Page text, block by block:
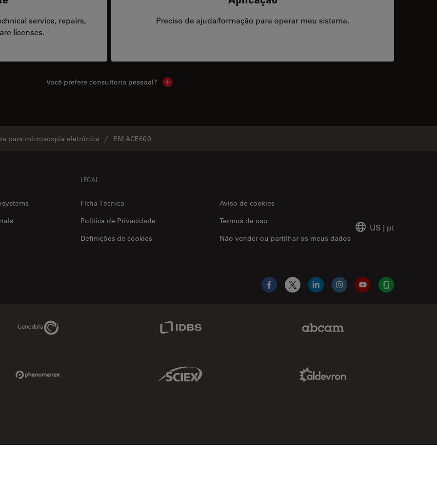
service, repairs,
licenses.
Preciso de ajuda/formação para operar meu sistema.
Você prefere consultoria pessoal? Show local contacts
para microscopia eletrônica EM ACE600
LEGAL
Ficha Técnica
Aviso de cookies
Política de Privacidade
Não vender ou partilhar os meus dados
Termos de uso
Definições de cookies
US | pt
Facebook
X LinkedInInstagramYouTubeGlassdoor
Genedata Link
Sciex Link